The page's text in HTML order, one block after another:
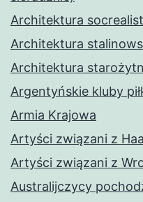
Architektura
Architektura
Architektura
Argentyńskie kluby
Armia Krajowa
Artyści związani z
Artyści związani z
Australijczycy